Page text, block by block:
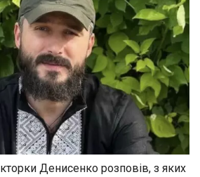
Денисенко розповів, з яких